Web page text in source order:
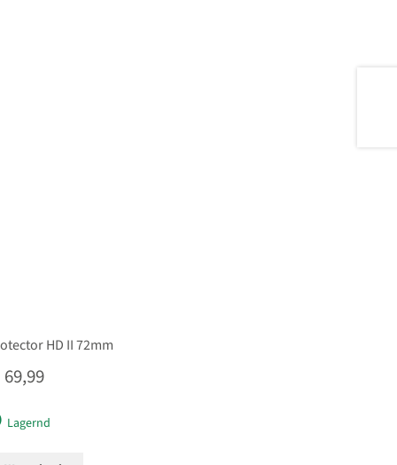
HD II 72mm
69,99
Lagernd